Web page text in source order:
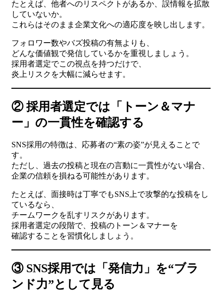
たとえば、他者へのリスペクトがあるか、誤情報を拡散
していないか。
これらはそのまま企業文化への適応度を映し出します。
フォロワー数やバズ投稿の有無よりも、
どんな価値観で発信しているかを重視しましょう。
採用者選定でこの視点を持つだけで、
炎上リスクを大幅に減らせます。
② 採用者選定では「トーン＆マナ
ー」の一貫性を確認する
SNS採用の特徴は、応募者の“素の姿”が見えることで
す。
ただし、過去の投稿と現在の言動に一貫性がない場合、
企業の信頼を損ねる可能性があります。
たとえば、面接時は丁寧でもSNS上で攻撃的な投稿をし
ているなら、
チームワークを乱すリスクがあります。
採用者選定の段階で、投稿のトーン＆マナーを
確認することを習慣化しましょう。
③ SNS採用では「発信力」を“ブラ
ンド力”として見る